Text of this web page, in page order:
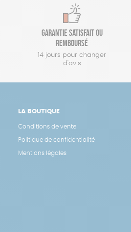
Garantie satisfait ou
remboursé
14 jours pour changer
d'avis
LA BOUTIQUE
Conditions de vente
Politique de confidentialité
Mentions légales